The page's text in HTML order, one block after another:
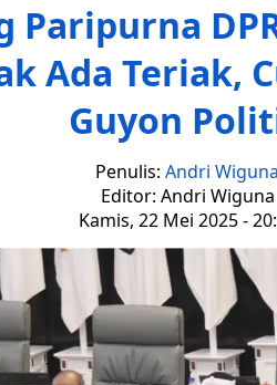
Paripurna
Ada Teriak,
Guyon
Penulis: Andri Wiguna
Editor: Andri Wiguna
Kamis, 22 Mei 2025 -